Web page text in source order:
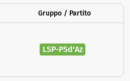
Gruppo / Partito
LSP-PSd'Az